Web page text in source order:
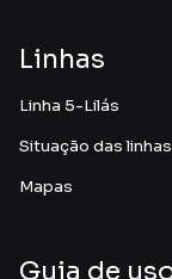
Linhas
Linha 5-Lilás
Situação das linhas
Mapas
Guia de